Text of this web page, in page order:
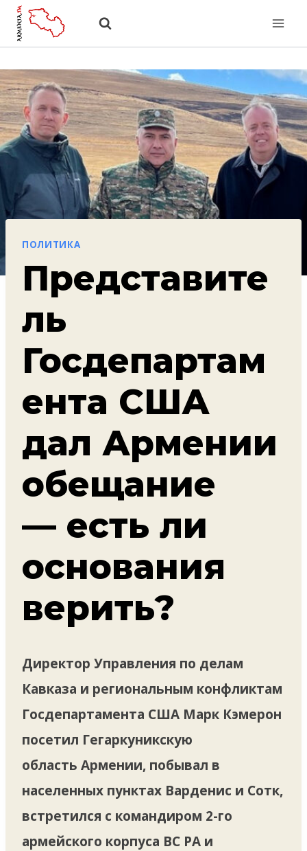
Перейти
ПОЛИТИКА
Представите
ль
Госдепартам
ента США
дал Армении
обещание
— есть ли
основания
верить?
Директор Управления по делам
Кавказа и региональным конфликтам
Госдепартамента США Марк Кэмерон
посетил Гегаркуникскую
область Армении, побывал в
населенных пунктах Варденис и Сотк,
встретился с командиром 2-го
армейского корпуса ВС РА и